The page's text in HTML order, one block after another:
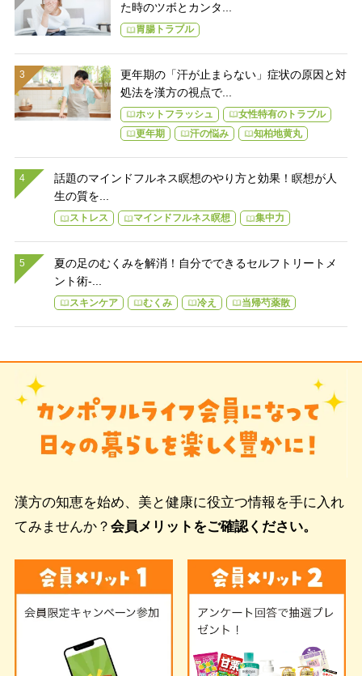
た時のツボとカンタ...
胃腸トラブル
更年期の「汗が止まらない」症状の原因と対
処法を漢方の視点で...
ホットフラッシュ
女性特有のトラブル
更年期
汗の悩み 知柏地黄丸
話題のマインドフルネス瞑想のやり方と効果！瞑想が人
生の質を...
ストレス マインドフルネス瞑想 集中力
夏の足のむくみを解消！自分でできるセルフトリートメ
ント術-...
スキンケア むくみ 冷え 当帰芍薬散
漢方の知恵を始め、美と健康に役立つ情報を手に入れ
てみませんか？ 会員メリットをご確認ください。